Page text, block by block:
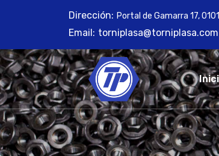
Dirección: Portal de Gamarra 17,
Email: torniplasa@torniplasa.com